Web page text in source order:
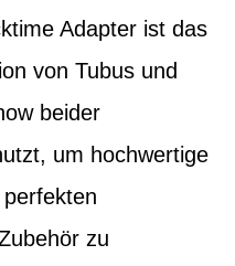
Adapter ist das
von Tubus und
beider
um hochwertige
zu